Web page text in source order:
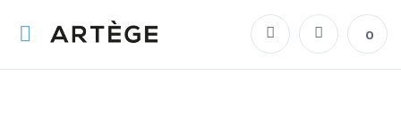
0